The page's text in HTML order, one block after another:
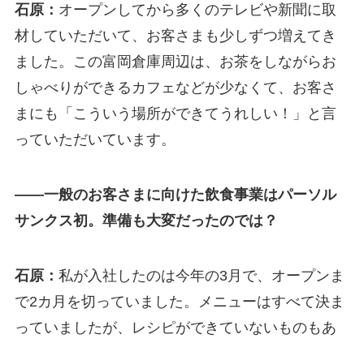
石原： オープンしてから多くのテレビや新聞に取
材していただいて、お客さまも少しずつ増えてき
ました。この富岡倉庫周辺は、お茶をしながらお
しゃべりができるカフェなどが少なくて、お客さ
まにも「こういう場所ができてうれしい！」と言
っていただいています。
――一般のお客さまに向けた飲食事業はパーソル
サンクス初。準備も大変だったのでは？
石原： 私が入社したのは今年の3月で、オープンま
で2カ月を切っていました。メニューはすべて決ま
っていましたが、レシピができていないものもあ